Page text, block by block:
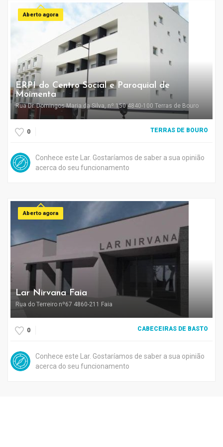
Aberto agora
ERPI do Centro Social e Paroquial de
Moimenta
Rua Dr. Domingos Maria da Silva, nº 150 4840-100 Terras de Bouro
0 TERRAS DE BOURO
Conhece este Lar. Gostaríamos de saber a sua opinião
acerca do seu funcionamento
Aberto agora
Lar Nirvana Faia
Rua do Terreiro nº67 4860-211 Faia
0 CABECEIRAS DE BASTO
Conhece este Lar. Gostaríamos de saber a sua opinião
acerca do seu funcionamento